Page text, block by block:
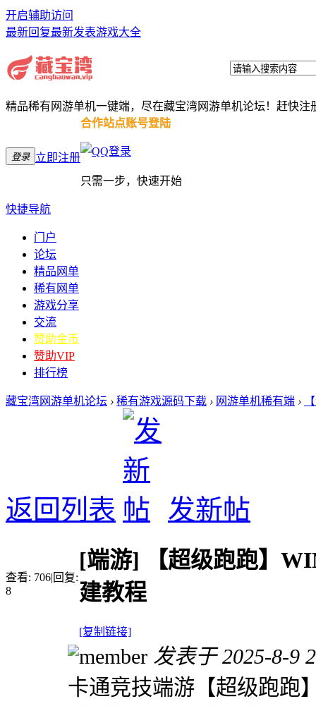
开启辅助访问
最新回复最新发表游戏大全
精品稀有网游单机一键端，尽在藏宝湾网游单机论坛！赶快注
登录 立即注册
合作站点账号登陆
只需一步，快速开始
快捷导航
门户
论坛
精品网单
稀有网单
游戏分享
交流
赞助金币
赞助VIP
排行榜
藏宝湾网游单机论坛 › 稀有游戏源码下载 › 网游单机稀有端 ›
返回列表 发新帖
查看: 706|回复:
8
[端游]
【超级跑跑】
建教程
[复制链接]
发表于 2025-8-9
卡通竞技端游【超级跑跑